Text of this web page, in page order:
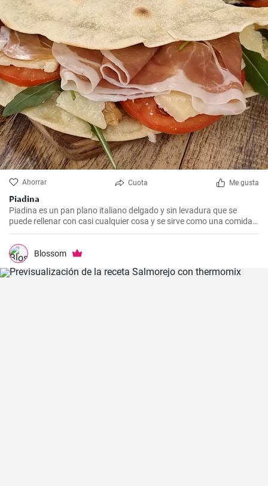
Ahorrar Cuota Me gusta
Piadina
Piadina es un pan plano italiano delgado y sin levadura que se
puede rellenar con casi cualquier cosa y se sirve como una comida
ligera, un refrigerio o una cena.
Blossom